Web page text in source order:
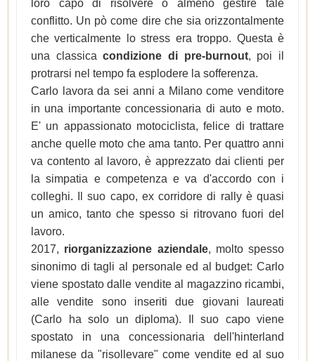
loro capo di risolvere o almeno gestire tale
conflitto. Un pò come dire che sia orizzontalmente
che verticalmente lo stress era troppo. Questa è
una classicacondizione di pre-burnout, poi il
protrarsi nel tempo fa esplodere la sofferenza.
Carlo lavora da sei anni a Milano come venditore
in una importante concessionaria di auto e moto.
E' un appassionato motociclista, felice di trattare
anche quelle moto che ama tanto. Per quattro anni
va contento al lavoro, è apprezzato dai clienti per
la simpatia e competenza e va d'accordo con i
colleghi. Il suo capo, ex corridore di rally è quasi
un amico, tanto che spesso si ritrovano fuori del
lavoro.
2017, riorganizzazione aziendale, molto spesso
sinonimo di tagli al personale ed al budget: Carlo
viene spostato dalle vendite al magazzino ricambi,
alle vendite sono inseriti due giovani laureati
(Carlo ha solo un diploma). Il suo capo viene
spostato in una concessionaria dell'hinterland
milanese da "risollevare" come vendite ed al suo